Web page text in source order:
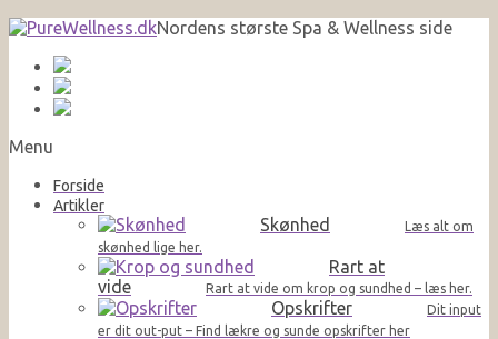
Nordens største Spa & Wellness side
Menu
Forside
Artikler
Skønhed
Læs alt om
skønhed lige her.
Rart at
vide
Rart at vide om krop og sundhed – læs her.
Opskrifter
Dit input
er dit out-put – Find lækre og sunde opskrifter her